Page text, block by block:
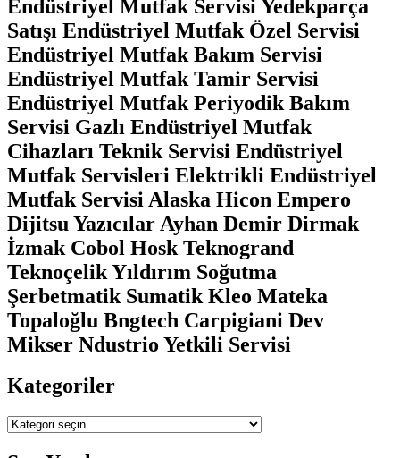
Endüstriyel Mutfak Servisi Yedekparça
Satışı Endüstriyel Mutfak Özel Servisi
Endüstriyel Mutfak Bakım Servisi
Endüstriyel Mutfak Tamir Servisi
Endüstriyel Mutfak Periyodik Bakım
Servisi Gazlı Endüstriyel Mutfak
Cihazları Teknik Servisi Endüstriyel
Mutfak Servisleri Elektrikli Endüstriyel
Mutfak Servisi Alaska Hicon Empero
Dijitsu Yazıcılar Ayhan Demir Dirmak
İzmak Cobol Hosk Teknogrand
Teknoçelik Yıldırım Soğutma
Şerbetmatik Sumatik Kleo Mateka
Topaloğlu Bngtech Carpigiani Dev
Mikser Ndustrio Yetkili Servisi
Kategoriler
Kategoriler